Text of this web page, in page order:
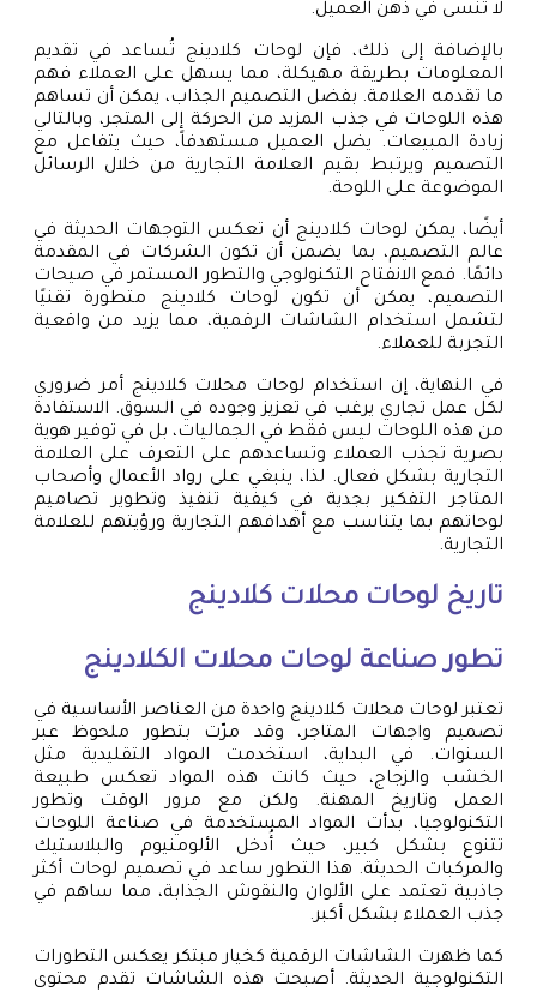
لا تُنسى في ذهن العميل.
بالإضافة إلى ذلك، فإن لوحات كلادينج تُساعد في تقديم
المعلومات بطريقة مهيكلة، مما يسهل على العملاء فهم
ما تقدمه العلامة. بفضل التصميم الجذاب، يمكن أن تساهم
هذه اللوحات في جذب المزيد من الحركة إلى المتجر، وبالتالي
زيادة المبيعات. يضل العميل مستهدفاً، حيث يتفاعل مع
التصميم ويرتبط بقيم العلامة التجارية من خلال الرسائل
الموضوعة على اللوحة.
أيضًا، يمكن لوحات كلادينج أن تعكس التوجهات الحديثة في
عالم التصميم، بما يضمن أن تكون الشركات في المقدمة
دائمًا. فمع الانفتاح التكنولوجي والتطور المستمر في صيحات
التصميم، يمكن أن تكون لوحات كلادينج متطورة تقنيًا
لتشمل استخدام الشاشات الرقمية، مما يزيد من واقعية
التجربة للعملاء.
في النهاية، إن استخدام لوحات محلات كلادينج أمر ضروري
لكل عمل تجاري يرغب في تعزيز وجوده في السوق. الاستفادة
من هذه اللوحات ليس فقط في الجماليات، بل في توفير هوية
بصرية تجذب العملاء وتساعدهم على التعرف على العلامة
التجارية بشكل فعال. لذا، ينبغي على رواد الأعمال وأصحاب
المتاجر التفكير بجدية في كيفية تنفيذ وتطوير تصاميم
لوحاتهم بما يتناسب مع أهدافهم التجارية ورؤيتهم للعلامة
التجارية.
تاريخ لوحات محلات كلادينج
تطور صناعة لوحات محلات الكلادينج
تعتبر لوحات محلات كلادينج واحدة من العناصر الأساسية في
تصميم واجهات المتاجر، وقد مرّت بتطور ملحوظ عبر
السنوات. في البداية، استخدمت المواد التقليدية مثل
الخشب والزجاج، حيث كانت هذه المواد تعكس طبيعة
العمل وتاريخ المهنة. ولكن مع مرور الوقت وتطور
التكنولوجيا، بدأت المواد المستخدمة في صناعة اللوحات
تتنوع بشكل كبير، حيث أُدخل الألومنيوم والبلاستيك
والمركبات الحديثة. هذا التطور ساعد في تصميم لوحات أكثر
جاذبية تعتمد على الألوان والنقوش الجذابة، مما ساهم في
جذب العملاء بشكل أكبر.
كما ظهرت الشاشات الرقمية كخيار مبتكر يعكس التطورات
التكنولوجية الحديثة. أصبحت هذه الشاشات تقدم محتوى